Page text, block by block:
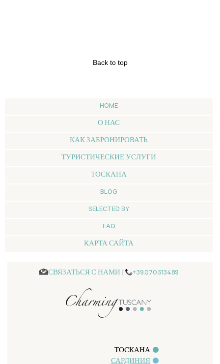
Back to top
HOME
О НАС
КАК ЗАБРОНИРОВАТЬ
ТУРИСТИЧЕСКИЕ УСЛУГИ
ТОСКАНА
BLOG
SELECTED BY
FAQ
КАРТА САЙТА
СВЯЗАТЬСЯ С НАМИ | +39.070.513489
ТОСКАНА
САРДИНИЯ